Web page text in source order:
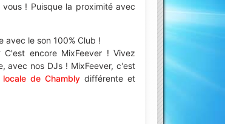
! Puisque la proximité avec
avec le son 100% Club !
C'est encore MixFeever ! Vivez
avec nos DJs ! MixFeever, c'est
locale de Chambly différente et